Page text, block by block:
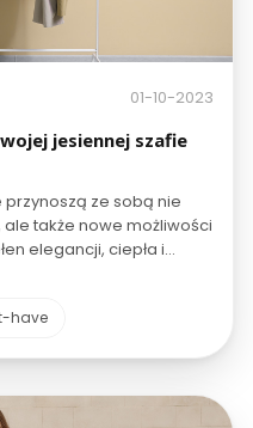
01-10-2023
jesiennej szafie
przynoszą ze sobą nie
także nowe możliwości
elegancji, ciepła i
warto mieć w swojej
koktajlową stylizację.
have